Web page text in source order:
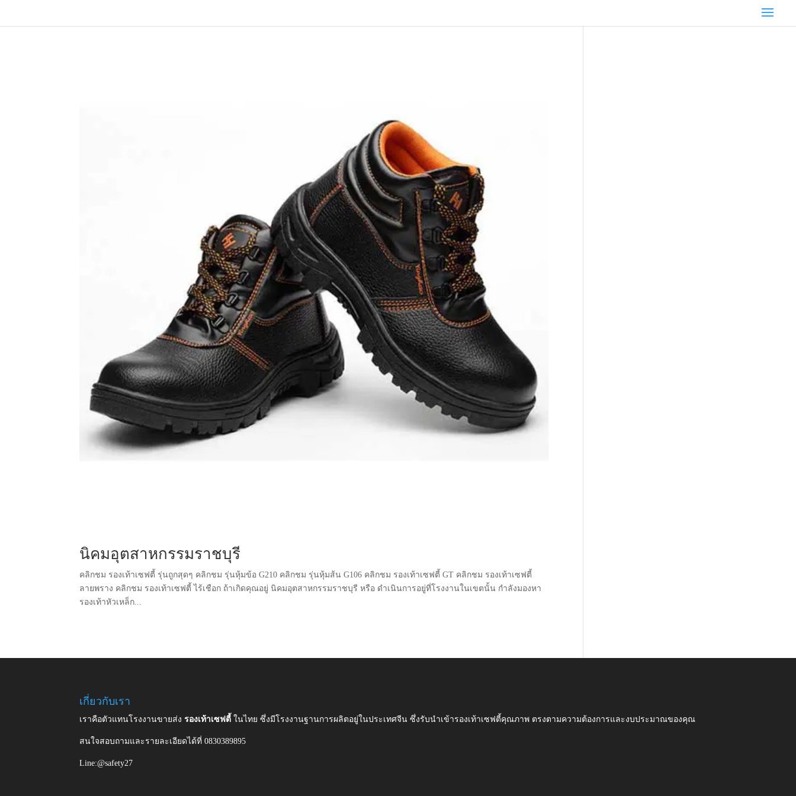
นิคมอุตสาหกรรมราชบุรี
คลิกชม รองเท้าเซฟตี้ รุ่นถูกสุดๆ คลิกชม รุ่นหุ้มข้อ G210 คลิกชม รุ่นหุ้มส้น G106 คลิกชม รองเท้าเซฟตี้ GT คลิกชม รองเท้าเซฟตี้
ลายพราง คลิกชม รองเท้าเซฟตี้ ไร้เชือก ถ้าเกิดคุณอยู่ นิคมอุตสาหกรรมราชบุรี หรือ ดำเนินการอยู่ที่โรงงานในเขตนั้น กำลังมองหา
รองเท้าหัวเหล็ก...
เกี่ยวกับเรา
เราคือตัวแทนโรงงานขายส่งรองเท้าเซฟตี้ในไทย ซึ่งมีโรงงานฐานการผลิตอยู่ในประเทศจีน ซึ่งรับนำเข้ารองเท้าเซฟตี้คุณภาพ ตรงตามความต้องการและงบประมาณของคุณ
สนใจสอบถามและรายละเอียดได้ที่ 0830389895
Line:@safety27